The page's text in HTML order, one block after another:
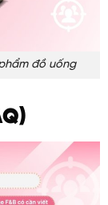
đồ uống